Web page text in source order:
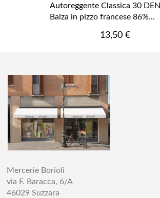
Autoreggente Classica 30 DEN
Balza in pizzo francese 86%...
Prezzo
13,50 €
Mercerie Borioli
via F. Baracca, 6/A
46029 Suzzara